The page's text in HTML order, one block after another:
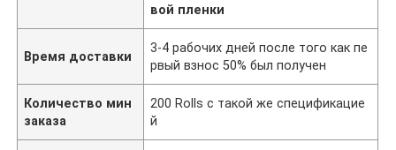
вой пленки
Время доставки
3-4 рабочих дней после того как пе
рвый взнос 50% был получен
Количество мин
заказа
200 Rolls с такой же спецификацие
й